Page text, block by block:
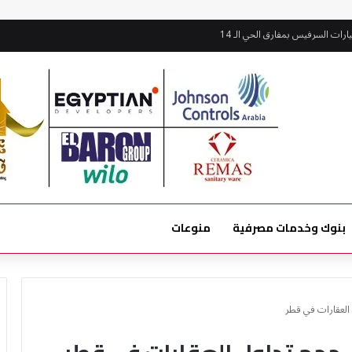
السرفيس بمفارق الحي الـ 14
بنوك وخدمات مصرفية منوعات